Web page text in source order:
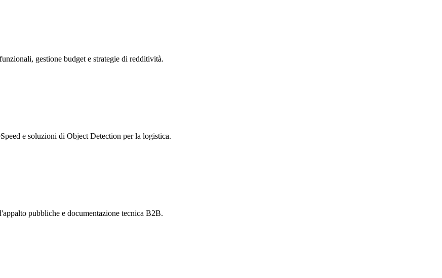
gestione budget e strategie di redditività.
e soluzioni di Object Detection per la logistica.
pubbliche e documentazione tecnica B2B.